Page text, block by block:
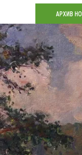
АРХИВ